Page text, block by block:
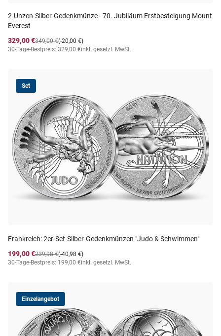
2-Unzen-Silber-Gedenkmünze - 70. Jubiläum Erstbesteigung Mount
Everest
329,00 €
(-20,00 €)
349,00 €
30-Tage-Bestpreis: 329,00 €inkl. gesetzl. MwSt.
Set
Frankreich: 2er-Set-Silber-Gedenkmünzen "Judo & Schwimmen"
199,00 €
(-40,98 €)
239,98 €
30-Tage-Bestpreis: 199,00 €inkl. gesetzl. MwSt.
Einzelangebot